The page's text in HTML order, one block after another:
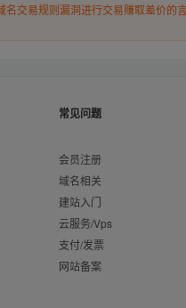
名交易规则漏洞进行交易赚取差价的
常见问题
会员注册
域名相关
建站入门
云服务/Vps
支付/发票
网站备案